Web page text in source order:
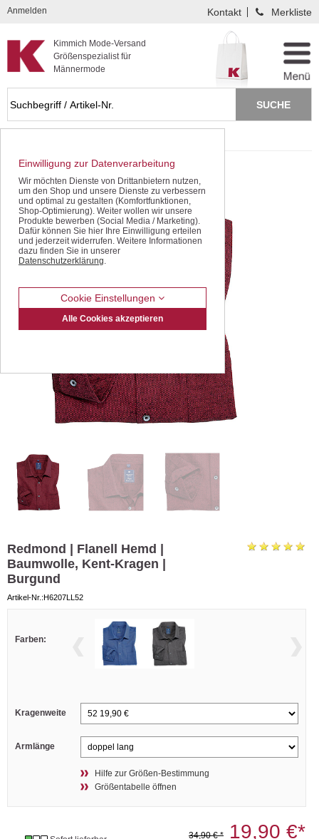
Kompletten Head der Seite überspringen
Kimmich Mode-Versand
Größenspezialist für
Männermode
Anmelden Kontakt Merkliste
Redmond | Flanell Hemd |
Baumwolle, Kent-Kragen |
Burgund
Artikel-Nr.:H6207LL52
Farben:
Kragenweite
Armlänge
Hilfe zur Größen-Bestimmung
Größentabelle öffnen
34,90 € * 19,90 €*
Einwilligung zur Datenverarbeitung
Wir möchten Dienste von Drittanbietern nutzen,
um den Shop und unsere Dienste zu verbessern
und optimal zu gestalten (Komfortfunktionen,
Shop-Optimierung). Weiter wollen wir unsere
Produkte bewerben (Social Media / Marketing).
Dafür können Sie hier Ihre Einwilligung erteilen
und jederzeit widerrufen. Weitere Informationen
dazu finden Sie in unserer
Datenschutzerklärung.
Cookie Einstellungen
Alle Cookies akzeptieren